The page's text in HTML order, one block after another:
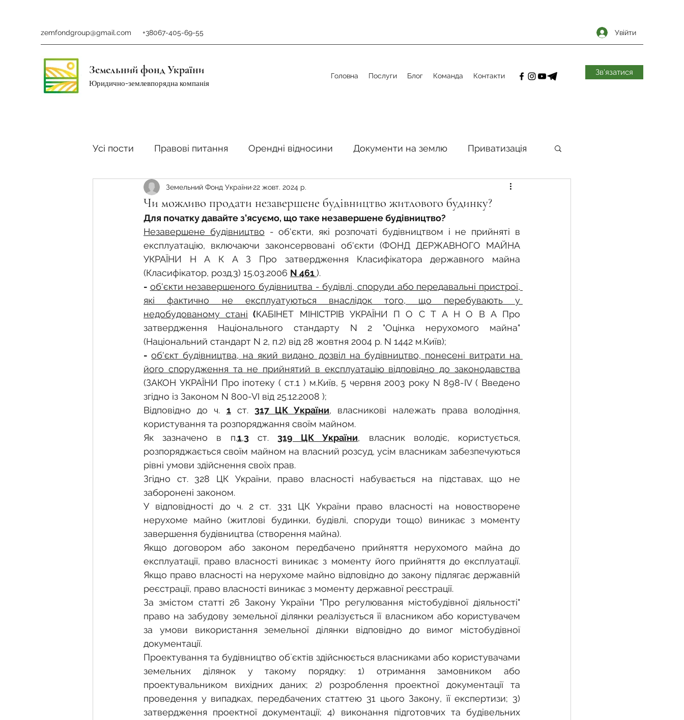
zemfondgroup@gmail.com +38067-405-69-55 Увійти
Земельний фонд України
Юридично-землевпорядна компанія
Головна Послуги Блог Команда Контакти Зв'язатися
Усі пости Правові питання Орендні відносини Документи на землю Приватизація
Ринок землі Податки стосовно земельної сфери Органи місцевого самоврядування
Фермерське господарство Спадкування земельної ділянки
Новини земельного законодавства Земельні питання
Нормативно-грошова оцінка Суд Будівництво Встановлення меж земельної ділянки
Державна реєстрація земельних прав Юридичні питання у воєнний час
Загальні правові питання
Чи можливо продати незавершене будівництво житлового будинку?
Земельний Фонд України22 жовт. 2024 р.
Для початку давайте з’ясуємо, що таке незавершене будівництво?
Незавершене будівництво - об'єкти, які розпочаті будівництвом і не прийняті в
експлуатацію, включаючи законсервовані об'єкти (ФОНД ДЕРЖАВНОГО МАЙНА
УКРАЇНИ Н А К А З Про затвердження Класифікатора державного майна
(Класифікатор, розд.3) 15.03.2006 N 461 ).
- об'єкти незавершеного будівництва - будівлі, споруди або передавальні пристрої,
які фактично не експлуатуються внаслідок того, що перебувають у
недобудованому стані (КАБІНЕТ МІНІСТРІВ УКРАЇНИ П О С Т А Н О В А Про
затвердження Національного стандарту N 2 "Оцінка нерухомого майна"
(Національний стандарт N 2, п.2) від 28 жовтня 2004 р. N 1442 м.Київ);
- об'єкт будівництва, на який видано дозвіл на будівництво, понесені витрати на
його спорудження та не прийнятий в експлуатацію відповідно до законодавства
(ЗАКОН УКРАЇНИ Про іпотеку ( ст.1 ) м.Київ, 5 червня 2003 року N 898-ІV ( Введено
згідно із Законом N 800-VІ від 25.12.2008 );
Відповідно до ч. 1 ст. 317 ЦК України, власникові належать права володіння,
користування та розпоряджання своїм майном.
Як зазначено в п.1,3 ст. 319 ЦК України, власник володіє, користується,
розпоряджається своїм майном на власний розсуд, усім власникам забезпечуються
рівні умови здійснення своїх прав.
Згідно ст. 328 ЦК України, право власності набувається на підставах, що не
заборонені законом.
У відповідності до ч. 2 ст. 331 ЦК України право власності на новостворене
нерухоме майно (житлові будинки, будівлі, споруди тощо) виникає з моменту
завершення будівництва (створення майна).
Якщо договором або законом передбачено прийняття нерухомого майна до
експлуатації, право власності виникає з моменту його прийняття до експлуатації.
Якщо право власності на нерухоме майно відповідно до закону підлягає державній
реєстрації, право власності виникає з моменту державної реєстрації.
За змістом статті 26 Закону України "Про регулювання містобудівної діяльності"
право на забудову земельної ділянки реалізується її власником або користувачем
за умови використання земельної ділянки відповідно до вимог містобудівної
документації.
Проектування та будівництво об`єктів здійснюється власниками або користувачами
земельних ділянок у такому порядку: 1) отримання замовником або
проектувальником вихідних даних; 2) розроблення проектної документації та
проведення у випадках, передбачених статтею 31 цього Закону, її експертизи; 3)
затвердження проектної документації; 4) виконання підготовчих та будівельних